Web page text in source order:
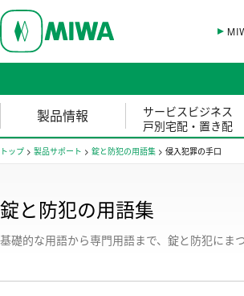
製品情報
サービスビジネス
戸別宅配・置き配
トップ > 製品サポート > 錠と防犯の用語集 > 侵入犯罪の手口
錠と防犯の用語集
基礎的な用語から専門用語まで、錠と防犯にま